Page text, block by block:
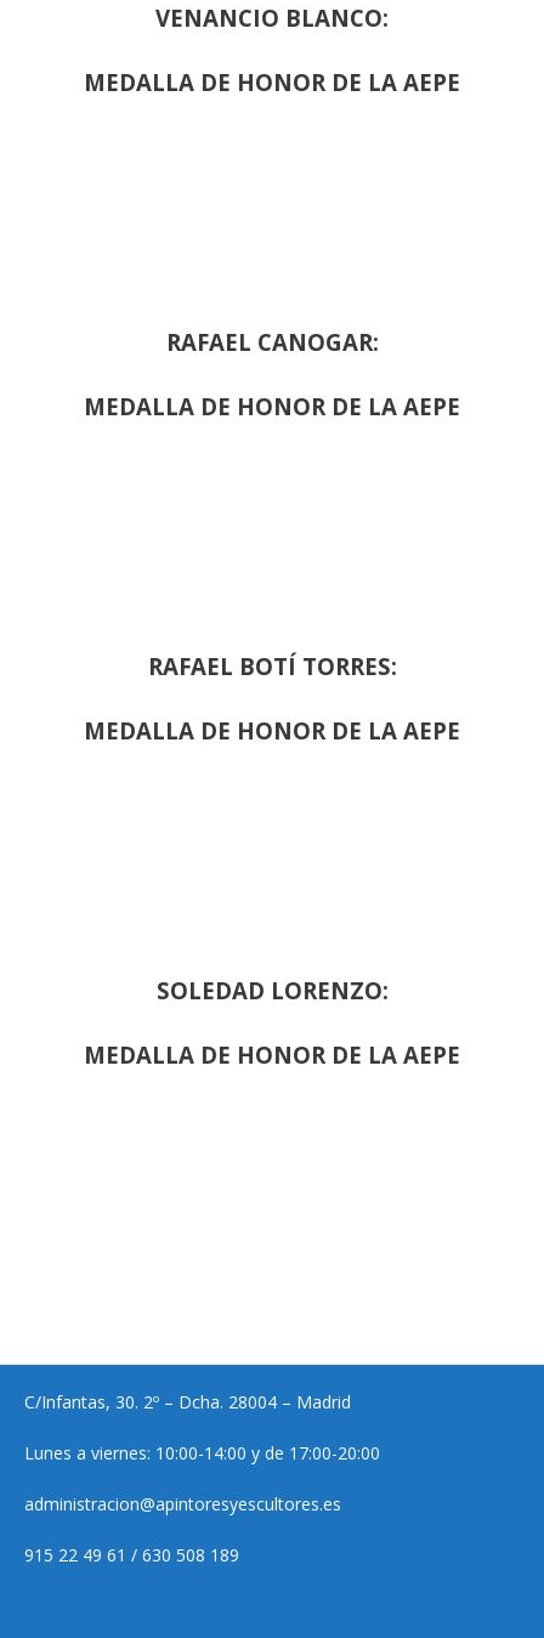
VENANCIO BLANCO:
MEDALLA DE HONOR DE LA AEPE
RAFAEL CANOGAR:
MEDALLA DE HONOR DE LA AEPE
RAFAEL BOTÍ TORRES:
MEDALLA DE HONOR DE LA AEPE
SOLEDAD LORENZO:
MEDALLA DE HONOR DE LA AEPE
C/Infantas, 30. 2º – Dcha. 28004 – Madrid
Lunes a viernes: 10:00-14:00 y de 17:00-20:00
administracion@apintoresyescultores.es
915 22 49 61 / 630 508 189